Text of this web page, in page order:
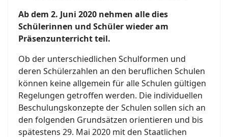
Ab dem 2. Juni 2020 nehmen alle dies
Schülerinnen und Schüler wieder am
Präsenzunterricht teil.
Ob der unterschiedlichen Schulformen und
deren Schülerzahlen an den beruflichen Schulen
können keine allgemein für alle Schulen gültigen
Regelungen getroffen werden. Die individuellen
Beschulungskonzepte der Schulen sollen sich an
den folgenden Grundsätzen orientieren und bis
spätestens 29. Mai 2020 mit den Staatlichen